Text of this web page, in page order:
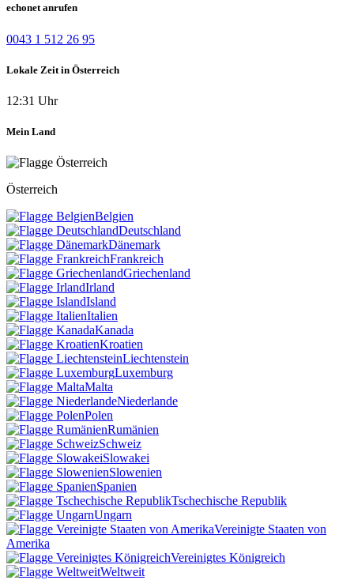
echonet anrufen
0043 1 512 26 95
Lokale Zeit in Österreich
12:31 Uhr
Mein Land
Österreich
Belgien
Deutschland
Dänemark
Frankreich
Griechenland
Irland
Island
Italien
Kanada
Kroatien
Liechtenstein
Luxemburg
Malta
Niederlande
Polen
Rumänien
Schweiz
Slowakei
Slowenien
Spanien
Tschechische Republik
Ungarn
Vereinigte Staaten von
Amerika
Vereinigtes Königreich
Weltweit